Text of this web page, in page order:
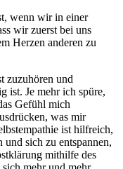
wenn wir in einer
wir zuerst bei uns
Herzen anderen zu
zuzuhören und
ist. Je mehr ich spüre,
Gefühl mich
was mir
ist hilfreich,
sich zu entspannen,
mithilfe des